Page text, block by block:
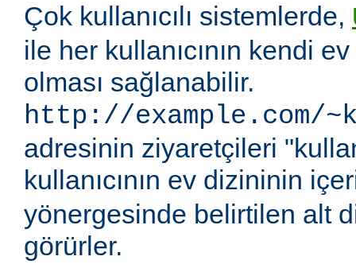
Çok kullanıcılı sistemlerde,
ile her kullanıcının kendi
olması sağlanabilir.
http://example.com/
adresinin ziyaretçileri
kullanıcının ev dizininin
yönergesinde belirtilen alt
görürler.